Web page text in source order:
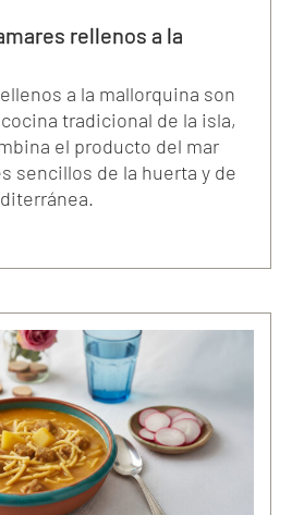
rellenos a la
a la mallorquina son
tradicional de la isla,
el producto del mar
sencillos de la huerta y de